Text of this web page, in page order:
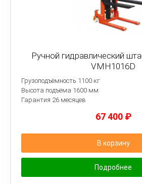
Ручной гидравлический
VMH1016D
Грузоподъёмность 1100 кг
Высота подъёма 1600 мм
Гарантия 26 месяцев
67 400 ₽
В корзину
Подробнее